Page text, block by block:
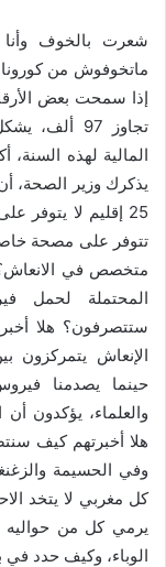
شعرت بالخوف
ماتخوفوش من
إذا سمحت بعض
25 إقليم لا
متخصص في الانعاش؟
المحتملة لحمل
الإنعاش يتمركزون
حينما يصدمنا
والعلماء، يؤكدون
هلا أخبرتهم كيف
وفي الحسيمة
كل مغربي لا يتخد
يرمي كل من حواليه
الوباء، وكيف حدد في